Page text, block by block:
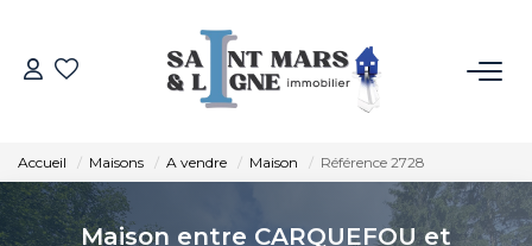
LOUER
Accueil Maisons A vendre Maison Référence 2728
Maison entre CARQUEFOU et